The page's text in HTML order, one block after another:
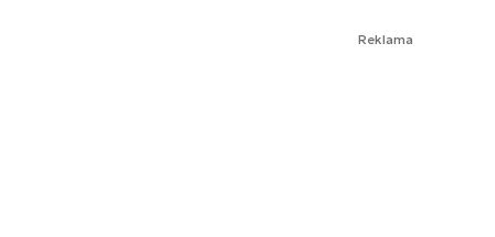
Reklama